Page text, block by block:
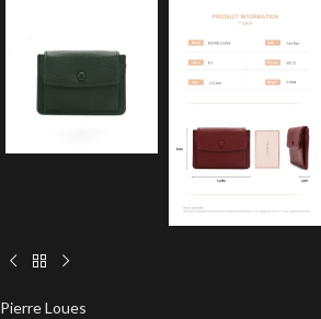
Pierre Loues